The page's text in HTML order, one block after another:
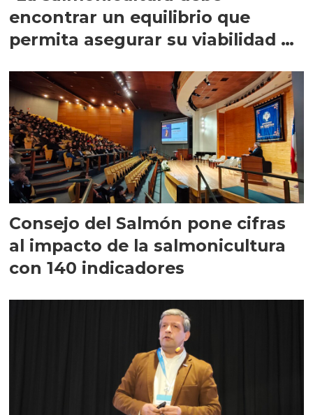
encontrar un equilibrio que
permita asegurar su viabilidad de
Consejo del Salmón pone cifras
al impacto de la salmonicultura
con 140 indicadores